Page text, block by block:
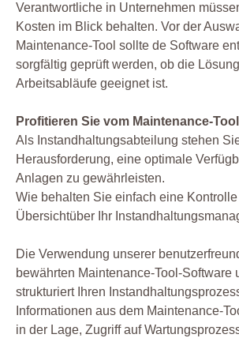
Verantwortliche in Unternehmen
Kosten im Blick behalten. Vor der
Maintenance-Tool sollte de Software
sorgfältig geprüft werden, ob die
Arbeitsabläufe geeignet ist.
Profitieren Sie vom Maintenance-Tool
Als Instandhaltungsabteilung stehen
Herausforderung, eine optimale
Anlagen zu gewährleisten.
Wie behalten Sie einfach eine Kontrolle
Übersichtüber Ihr
Die Verwendung unserer
bewährten Maintenance-Tool-Software
strukturiert Ihren
Informationen aus dem Maintenance-
in der Lage, Zugriff auf